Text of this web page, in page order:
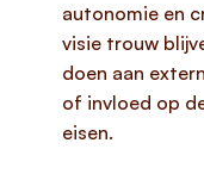
autonomie en
visie trouw
doen aan
of invloed op
eisen.